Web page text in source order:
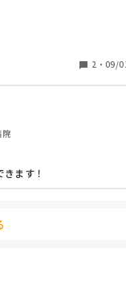
2 ・ 09/
院
ます！